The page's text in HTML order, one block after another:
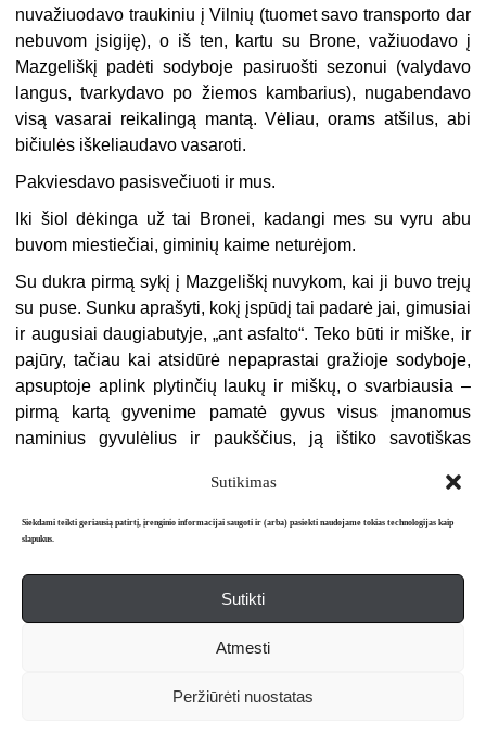
Sutikimas
Siekdami teikti geriausią patirtį, įrenginio informacijai saugoti ir (arba) pasiekti naudojame tokias technologijas kaip
slapukus.
Sutikti
Atmesti
Peržiūrėti nuostatas
nuvažiuodavo traukiniu į Vilnių (tuomet savo transporto dar
nebuvom įsigiję), o iš ten, kartu su Brone, važiuodavo į
Mazgeliškį padėti sodyboje pasiruošti sezonui (valydavo
langus, tvarkydavo po žiemos kambarius), nugabendavo
visą vasarai reikalingą mantą. Vėliau, orams atšilus, abi
bičiulės iškeliaudavo vasaroti.
Pakviesdavo pasisvečiuoti ir mus.
Iki šiol dėkinga už tai Bronei, kadangi mes su vyru abu
buvom miestiečiai, giminių kaime neturėjom.
Su dukra pirmą sykį į Mazgeliškį nuvykom, kai ji buvo trejų
su puse. Sunku aprašyti, kokį įspūdį tai padarė jai, gimusiai
ir augusiai daugiabutyje, „ant asfalto“. Teko būti ir miške, ir
pajūry, tačiau kai atsidūrė nepaprastai gražioje sodyboje,
apsuptoje aplink plytinčių laukų ir miškų, o svarbiausia –
pirmą kartą gyvenime pamatė gyvus visus įmanomus
naminius gyvulėlius ir paukščius, ją ištiko savotiškas
akis, jos pirmieji žodžiai būdavo: „Einam į tvartą.“
Vėliau beveik kiekvieną vasarą palikdavau Rūtą kokiam
dėkinga, kad mano vaikas gali pagyventi kaime, šalia ją
mylinčių žmonių. Buvo prižiūrėta, sveikai maitinama, tačiau
liepdavo ir padirbėti: išravėti tam tikrą lysvės dalį, padėti jai